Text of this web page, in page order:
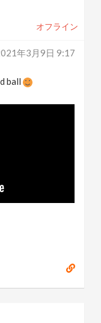
オフライン
年3月9日 9:17
ball